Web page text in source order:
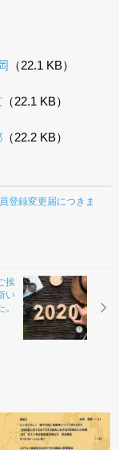
（22.1 KB）
（22.1 KB）
（22.2 KB）
登録変更届につきま
挨
い